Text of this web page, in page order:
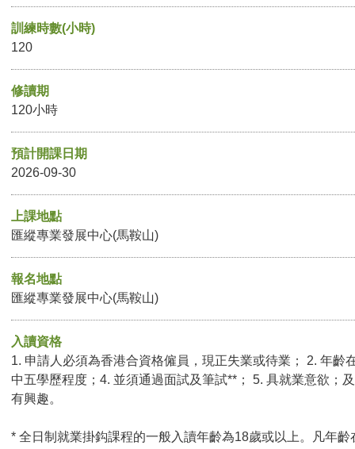
訓練時數(小時)
120
修讀期
120小時
預計開課日期
2026-09-30
上課地點
匯縱專業發展中心(馬鞍山)
報名地點
匯縱專業發展中心(馬鞍山)
入讀資格
1. 申請人必須為香港合資格僱員，現正失業或待業； 2. 年齡
中五學歷程度；4. 並須通過面試及筆試**； 5. 具就業意欲；
有興趣。
* 全日制就業掛鈎課程的一般入讀年齡為18歲或以上。凡年